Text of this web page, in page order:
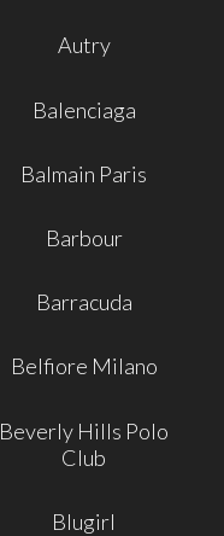
Autry
Balenciaga
Balmain Paris
Barbour
Barracuda
Belfiore Milano
Beverly Hills Polo
Club
Blugirl